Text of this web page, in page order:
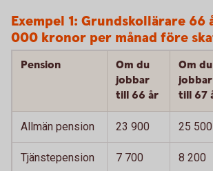
Exempel 1: Grundskollärare 66
000 kronor per månad före
Pension
Om du
jobbar
till 66 år
Om du
jobbar
till 67
Allmän pension 23 900 25 500
Tjänstepension 7 700 8 200